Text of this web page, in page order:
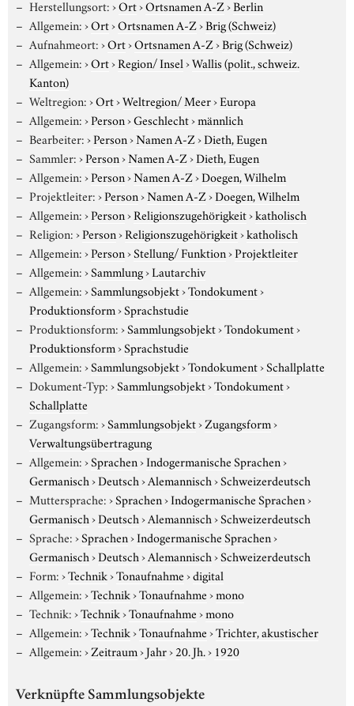
Herstellungsort:›Ort›Ortsnamen A-Z›Berlin
Allgemein:›Ort›Ortsnamen A-Z›Brig (Schweiz)
Aufnahmeort:›Ort›Ortsnamen A-Z›Brig (Schweiz)
Allgemein:›Ort›Region/ Insel›Wallis (polit., schweiz.
Kanton)
Weltregion:›Ort›Weltregion/ Meer›Europa
Allgemein:›Person›Geschlecht›männlich
Bearbeiter:›Person›Namen A-Z›Dieth, Eugen
Sammler:›Person›Namen A-Z›Dieth, Eugen
Allgemein:›Person›Namen A-Z›Doegen, Wilhelm
Projektleiter:›Person›Namen A-Z›Doegen, Wilhelm
Allgemein:›Person›Religionszugehörigkeit›katholisch
Religion:›Person›Religionszugehörigkeit›katholisch
Allgemein:›Person›Stellung/ Funktion›Projektleiter
Allgemein:›Sammlung›Lautarchiv
Allgemein:›Sammlungsobjekt›Tondokument›
Produktionsform›Sprachstudie
Produktionsform:›Sammlungsobjekt›Tondokument›
Produktionsform›Sprachstudie
Allgemein:›Sammlungsobjekt›Tondokument›Schallplatte
Dokument-Typ:›Sammlungsobjekt›Tondokument›
Schallplatte
Zugangsform:›Sammlungsobjekt›Zugangsform›
Verwaltungsübertragung
Allgemein:›Sprachen›Indogermanische Sprachen›
Germanisch›Deutsch›Alemannisch›Schweizerdeutsch
Muttersprache:›Sprachen›Indogermanische Sprachen›
Germanisch›Deutsch›Alemannisch›Schweizerdeutsch
Sprache:›Sprachen›Indogermanische Sprachen›
Germanisch›Deutsch›Alemannisch›Schweizerdeutsch
Form:›Technik›Tonaufnahme›digital
Allgemein:›Technik›Tonaufnahme›mono
Technik:›Technik›Tonaufnahme›mono
Allgemein:›Technik›Tonaufnahme›Trichter, akustischer
Allgemein:›Zeitraum›Jahr›20. Jh.› 1920
Verknüpfte Sammlungsobjekte